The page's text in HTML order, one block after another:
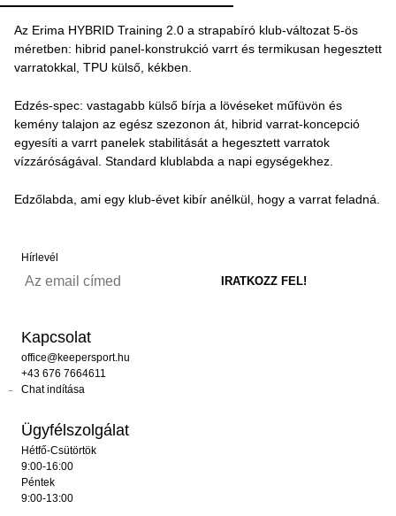
Az Erima HYBRID Training 2.0 a strapabíró klub-változat 5-ös
méretben: hibrid panel-konstrukció varrt és termikusan hegesztett
varratokkal, TPU külső, kékben.
Edzés-spec: vastagabb külső bírja a lövéseket műfüvön és
kemény talajon az egész szezonon át, hibrid varrat-koncepció
egyesíti a varrt panelek stabilitását a hegesztett varratok
vízzáróságával. Standard klublabda a napi egységekhez.
Edzőlabda, ami egy klub-évet kibír anélkül, hogy a varrat feladná.
Hírlevél
Kapcsolat
office@keepersport.hu
+43 676 7664611
Chat indítása
Ügyfélszolgálat
Hétfő-Csütörtök
9:00-16:00
Péntek
9:00-13:00